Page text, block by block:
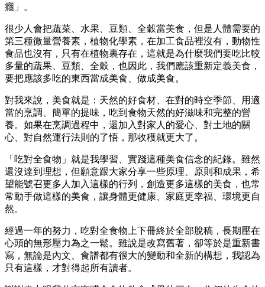
癮」。
很少人會把蔬菜、水果、豆類、全穀當美食，但是人體需要的
第三種微量營養素，植物化學素，在加工食品裡沒有，動物性
食品也沒有，只有在植物裏存在，這就是為什麼我們要吃比較
多量的蔬果、豆類、全穀，也因此，我們應該重新定義美食，
要把應該多吃的東西當成美食、做成美食。
對我來說，美食就是：天然的好食材、在對的時空季節、用適
當的烹調、簡單的提味，吃到食物天然的好滋味和完整的營
養。如果在烹調過程中，還加入對家人的愛心、對土地的關
心、對自然運行法則的了悟，那收穫就更大了。
「吃對全食物」就是我學習、實踐這種美食信念的紀錄。雖然
還沒達到理想，但願意跟大家分享一些原理、原則和成果，希
望能號召更多人加入這樣的行列，創造更多這樣的美食，也常
常動手做這樣的美食，讓身體更健康、家庭更幸福、環境更自
然。
經過一年的努力，吃對全食物上下冊終於全部脫稿，長期壓在
心頭的無形壓力為之一鬆。雖說是改寫舊著，卻等於是重新書
寫，無論是內文、食譜都有很大的變動和全新的構想，我認為
只有這樣，才對得起所有讀者。